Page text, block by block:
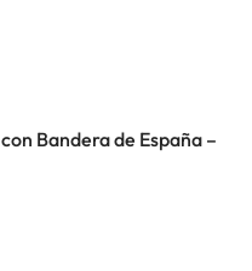
Bandera de España –